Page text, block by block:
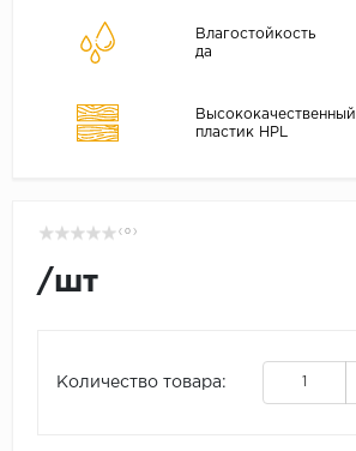
Влагостойкость
да
Высококачественный
пластик HPL
( 0 )
/шт
Количество товара: